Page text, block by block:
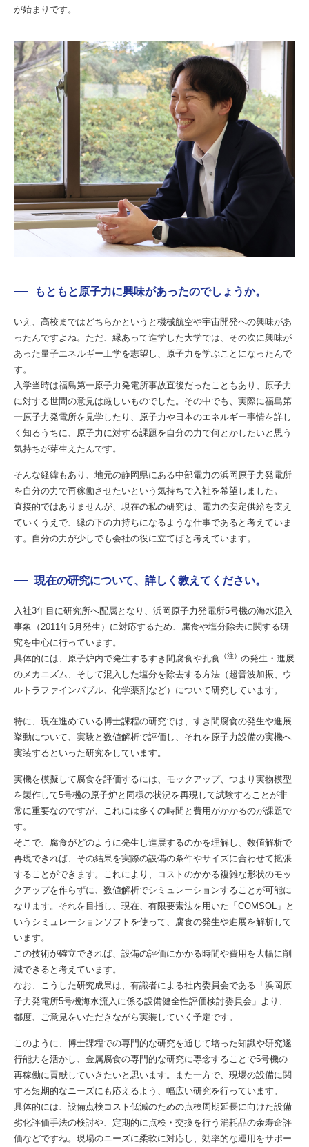
が始まりです。
もともと原子力に興味があったのでしょうか。
いえ、高校まではどちらかというと機械航空や宇宙開発への興味があ
ったんですよね。ただ、縁あって進学した大学では、その次に興味が
あった量子エネルギー工学を志望し、原子力を学ぶことになったんで
す。
入学当時は福島第一原子力発電所事故直後だったこともあり、原子力
に対する世間の意見は厳しいものでした。その中でも、実際に福島第
一原子力発電所を見学したり、原子力や日本のエネルギー事情を詳し
く知るうちに、原子力に対する課題を自分の力で何とかしたいと思う
気持ちが芽生えたんです。
そんな経緯もあり、地元の静岡県にある中部電力の浜岡原子力発電所
を自分の力で再稼働させたいという気持ちで入社を希望しました。
直接的ではありませんが、現在の私の研究は、電力の安定供給を支え
ていくうえで、縁の下の力持ちになるような仕事であると考えていま
す。自分の力が少しでも会社の役に立てばと考えています。
現在の研究について、詳しく教えてください。
入社3年目に研究所へ配属となり、浜岡原子力発電所5号機の海水混入
事象（2011年5月発生）に対応するため、腐食や塩分除去に関する研
究を中心に行っています。
具体的には、原子炉内で発生するすき間腐食や孔食 （注） の発生・進展
のメカニズム、そして混入した塩分を除去する方法（超音波加振、ウ
ルトラファインバブル、化学薬剤など）について研究しています。
特に、現在進めている博士課程の研究では、すき間腐食の発生や進展
挙動について、実験と数値解析で評価し、それを原子力設備の実機へ
実装するといった研究をしています。
実機を模擬して腐食を評価するには、モックアップ、つまり実物模型
を製作して5号機の原子炉と同様の状況を再現して試験することが非
常に重要なのですが、これには多くの時間と費用がかかるのが課題で
す。
そこで、腐食がどのように発生し進展するのかを理解し、数値解析で
再現できれば、その結果を実際の設備の条件やサイズに合わせて拡張
することができます。これにより、コストのかかる複雑な形状のモッ
クアップを作らずに、数値解析でシミュレーションすることが可能に
なります。それを目指し、現在、有限要素法を用いた「COMSOL」と
いうシミュレーションソフトを使って、腐食の発生や進展を解析して
います。
この技術が確立できれば、設備の評価にかかる時間や費用を大幅に削
減できると考えています。
なお、こうした研究成果は、有識者による社内委員会である「浜岡原
子力発電所5号機海水流入に係る設備健全性評価検討委員会」より、
都度、ご意見をいただきながら実装していく予定です。
このように、博士課程での専門的な研究を通じて培った知識や研究遂
行能力を活かし、金属腐食の専門的な研究に専念することで5号機の
再稼働に貢献していきたいと思います。また一方で、現場の設備に関
する短期的なニーズにも応えるよう、幅広い研究を行っています。
具体的には、設備点検コスト低減のための点検周期延長に向けた設備
劣化評価手法の検討や、定期的に点検・交換を行う消耗品の余寿命評
価などですね。現場のニーズに柔軟に対応し、効率的な運用をサポー